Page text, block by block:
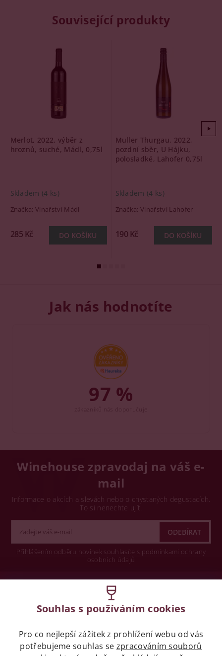
Související produkty
Merlot, 2022, výběr z
hroznů, suché, Mádl, 0,75l
Skladem (4 ks)
Značka:Vinařství Mádl
285 Kč
Muller Thurgau, 2022,
pozdní sběr, U Hájku,
polosladké, Lahofer 0,75l
Skladem (4 ks)
Značka:Vinařství Lahofer
190 Kč
Jak nás hodnotíte
97 %
Winehouse zpravodaj na váš e-
mail
Informace o akcích a slevách nebo o chystaných degustacích.
To si nenechte ujít.
Přihlášením odběru novinek souhlasíte s podmínkami ochrany
osobních údajů
Legislativa
Zákaz prodeje alkoholických nápojů osobám
mladších 18 let.
Souhlas s používáním cookies
Pro co nejlepší zážitek z prohlížení webu od vás
potřebujeme souhlas se zpracováním souborů